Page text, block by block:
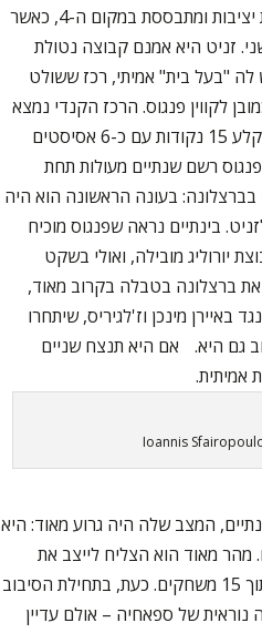
העונה, בלשון המעטה, אולם זניט ממשיכה להראות יציבות ומתבססת במקום ה-4, כאשר
זניט היא אמנם קבוצה נטולת
לה "בעל בית" אמיתי, רכז ששולט
לקווין פנגוס. הרכז הקנדי נמצא
בכושר נהדר – בארבעת המשחקים האחרונים הוא קלע 15 נקודות עם כ-6 אסיסטים
רשם שנתיים מעולות תחת
בעונה הראשונה הוא היה
בינתיים נראה שפנגוס מוכיח
יורוליג מובילה, ואולי בשקט
את ברצלונה בטבלה בקרוב מאוד,
מינכן וז'לגיריס, שיתחרו
גם היא. אם היא תנצח שניים
אמיתית.
Ioannis
המצב שלה היה גרוע מאוד: היא
מהר מאוד הוא הצליח לייצב את
הקבוצה, ובסיבוב השני היא רשמה 10 ניצחונות מתוך 15 משחקים. כעת, בתחילת הסיבוב
של ספאחיה – אולם עדיין